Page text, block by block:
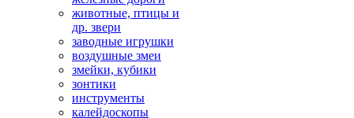
животные, птицы и
др. звери
заводные игрушки
воздушные змеи
змейки, кубики
зонтики
инструменты
калейдоскопы